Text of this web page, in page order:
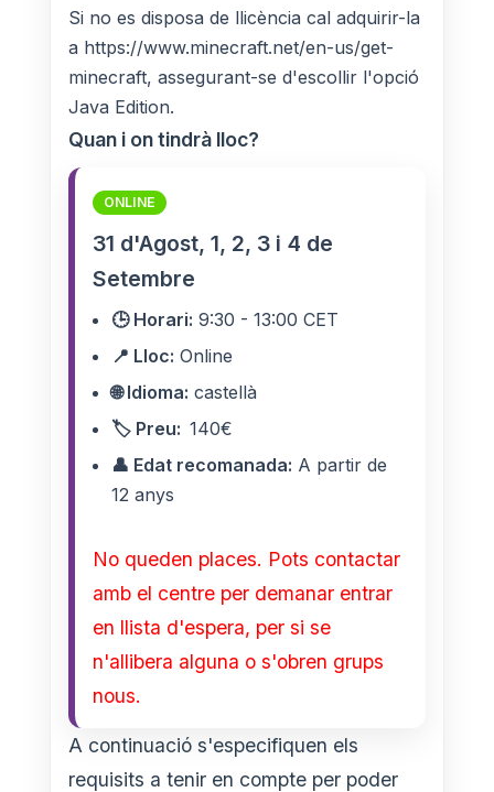
Si no es disposa de llicència cal adquirir-la
a https://www.minecraft.net/en-us/get-
minecraft, assegurant-se d'escollir l'opció
Java Edition.
Quan i on tindrà lloc?
ONLINE
31 d'Agost, 1, 2, 3 i 4 de
Setembre
🕒 Horari: 9:30 - 13:00 CET
📍 Lloc: Online
🌐 Idioma: castellà
🏷️ Preu: 140€
👤 Edat recomanada: A partir de
12 anys
No queden places. Pots contactar
amb el centre per demanar entrar
en llista d'espera, per si se
n'allibera alguna o s'obren grups
nous.
A continuació s'especifiquen els
requisits a tenir en compte per poder